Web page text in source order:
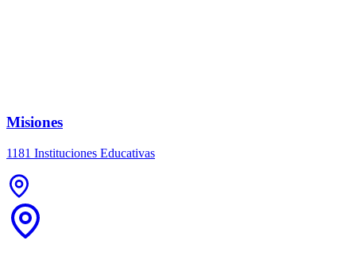
Misiones
1181 Instituciones Educativas